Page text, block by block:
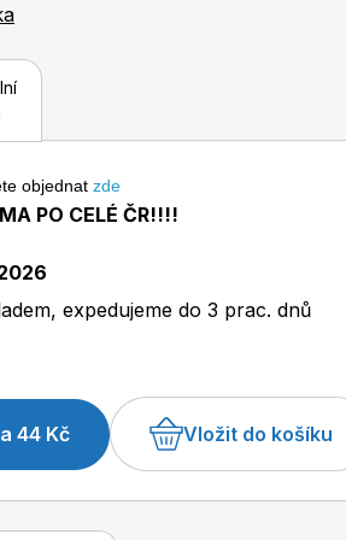
známých osobností a reportáže
objednat zde
PO CELÉ ČR!!!!
expedujeme do 3 prac. dnů
44 Kč Vložit do košíku